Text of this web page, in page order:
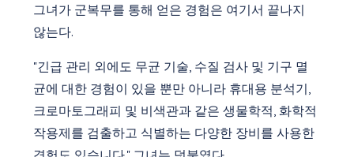
그녀가 군복무를 통해 얻은 경험은 여기서 끝나지
않는다.
"긴급 관리 외에도 무균 기술, 수질 검사 및 기구 멸
균에 대한 경험이 있을 뿐만 아니라 휴대용 분석기,
크로마토그래피 및 비색관과 같은 생물학적, 화학적
작용제를 검출하고 식별하는 다양한 장비를 사용한